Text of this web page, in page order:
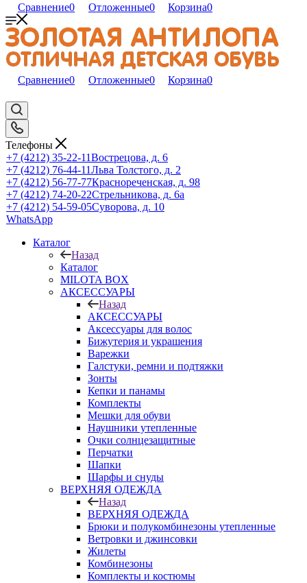
Сравнение0 Отложенные0 Корзина0
Сравнение0 Отложенные0 Корзина0
Телефоны
+7 (4212) 35-22-11Вострецова, д. 6
+7 (4212) 76-44-11Льва Толстого, д. 2
+7 (4212) 56-77-77Краснореченская, д. 98
+7 (4212) 74-20-22Стрельникова, д. 6а
+7 (4212) 54-59-05Суворова, д. 10
WhatsApp
Каталог
Назад
Каталог
MILOTA BOX
АКСЕССУАРЫ
Назад
АКСЕССУАРЫ
Аксессуары для волос
Бижутерия и украшения
Варежки
Галстуки, ремни и подтяжки
Зонты
Кепки и панамы
Комплекты
Мешки для обуви
Наушники утепленные
Очки солнцезащитные
Перчатки
Шапки
Шарфы и снуды
ВЕРХНЯЯ ОДЕЖДА
Назад
ВЕРХНЯЯ ОДЕЖДА
Брюки и полукомбинезоны утепленные
Ветровки и джинсовки
Жилеты
Комбинезоны
Комплекты и костюмы